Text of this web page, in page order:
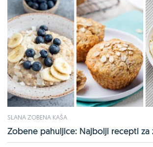
SLANA ZOBENA KAŠA
Zobene pahuljice: Najbolji recepti